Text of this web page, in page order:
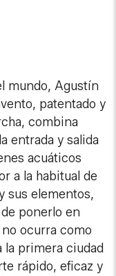
mundo, Agustín
patentado y
combina
entrada y salida
acuáticos
a la habitual de
sus elementos,
ponerlo en
ocurra como
la primera ciudad
rápido, eficaz y